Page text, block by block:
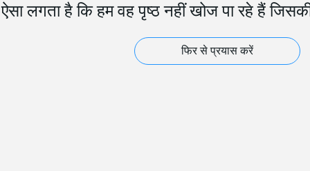
ऐसा लगता है कि हम वह पृष्ठ नहीं खोज पा रहे हैं
फिर से प्रयास करें